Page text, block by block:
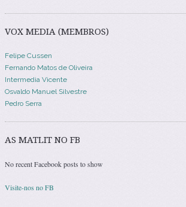
VOX MEDIA (MEMBROS)
Felipe Cussen
Fernando Matos de Oliveira
Intermedia Vicente
Osvaldo Manuel Silvestre
Pedro Serra
AS MATLIT NO FB
No recent Facebook posts to show
Visite-nos no FB